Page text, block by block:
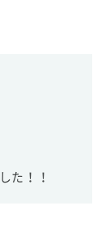
た！！